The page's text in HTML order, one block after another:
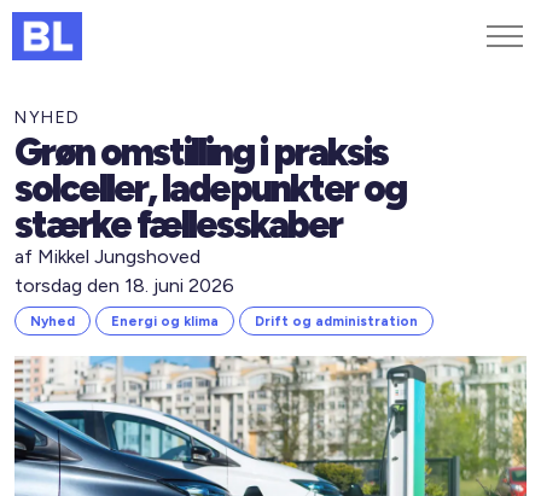
Genveje
Find medarbejder
Kurser og arrangementer
Jobportalen
MitBL
NYHED
Grøn omstilling i praksis
solceller, ladepunkter og
stærke fællesskaber
af Mikkel Jungshoved
torsdag den 18. juni 2026
Nyhed Energi og klima Drift og administration